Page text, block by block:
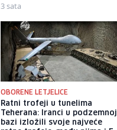
3 sata
OBORENE LETJELICE
Ratni trofeji u tunelima
Teherana: Iranci u podzemnoj
bazi izložili svoje najveće